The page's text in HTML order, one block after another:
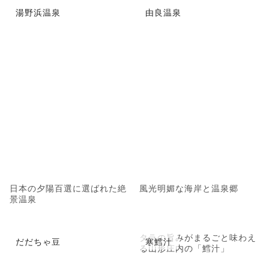
湯野浜温泉
日本の夕陽百選に選ばれた絶
景温泉
由良温泉
風光明媚な海岸と温泉郷
だだちゃ豆 寒鱈汁
タラの旨みがまるごと味わえ
る山形庄内の「鱈汁」